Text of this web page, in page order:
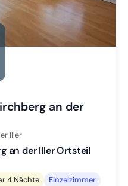
Slide 1 wechseln
Slide 2 wechseln
Slide 3 wechseln
Slide 4 wechseln
Slide 5 wechseln
Slide 6 wechseln
an der
Iller
an der Iller Ortsteil
4 Nächte
Einzelzimmer